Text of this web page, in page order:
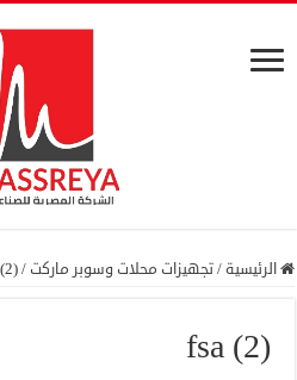
الرئيسية/تجهيزات محلات وسوبر ماركت/
fsa (2)